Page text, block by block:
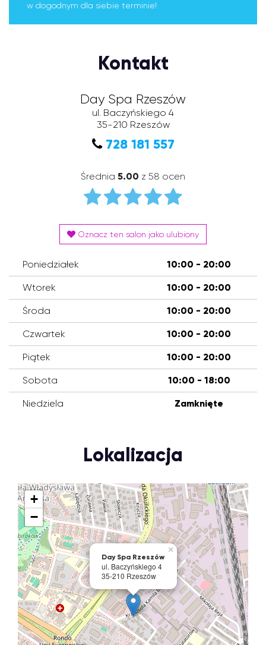
w dogodnym dla siebie terminie!
Kontakt
Day Spa Rzeszów
ul. Baczyńskiego 4
35-210 Rzeszów
728 181 557
Średnia 5.00 z 58 ocen
Oznacz ten salon jako ulubiony
Poniedziałek 10:00 - 20:00
Wtorek 10:00 - 20:00
Środa 10:00 - 20:00
Czwartek 10:00 - 20:00
Piątek 10:00 - 20:00
Sobota 10:00 - 18:00
Niedziela Zamknięte
Lokalizacja
Day Spa Rzeszów
ul. Baczyńskiego 4
35-210 Rzeszów
×
+
−